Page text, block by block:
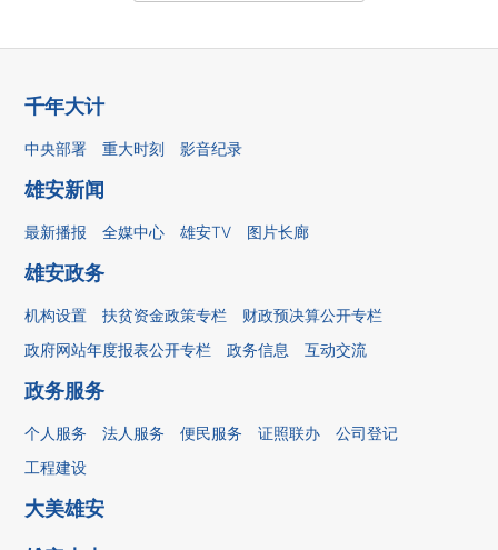
千年大计
中央部署 重大时刻 影音纪录
雄安新闻
最新播报 全媒中心 雄安TV 图片长廊
雄安政务
机构设置 扶贫资金政策专栏
财政预决算公开专栏
政府网站年度报表公开专栏
政务信息 互动交流
政务服务
个人服务 法人服务 便民服务 证照联办
公司登记
工程建设
大美雄安